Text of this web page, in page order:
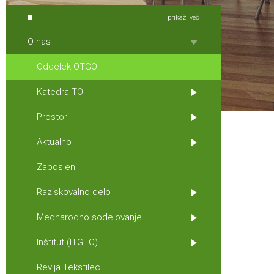
prikaži več
O nas
Oddelek OTGO
Katedra TOI
Prostori
Aktualno
Zaposleni
Raziskovalno delo
Mednarodno sodelovanje
Inštitut (ITGTO)
Revija Tekstilec